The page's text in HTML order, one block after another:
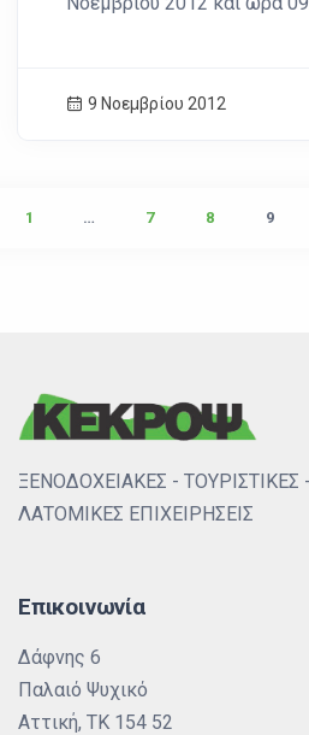
9 Νοεμβρίου 2012
1 … 7 8 9
ΞΕΝΟΔΟΧΕΙΑΚΕΣ - ΤΟΥΡΙΣΤΙΚΕΣ
ΛΑΤΟΜΙΚΕΣ ΕΠΙΧΕΙΡΗΣΕΙΣ
Επικοινωνία
Δάφνης 6
Παλαιό Ψυχικό
Αττική, ΤΚ 154 52